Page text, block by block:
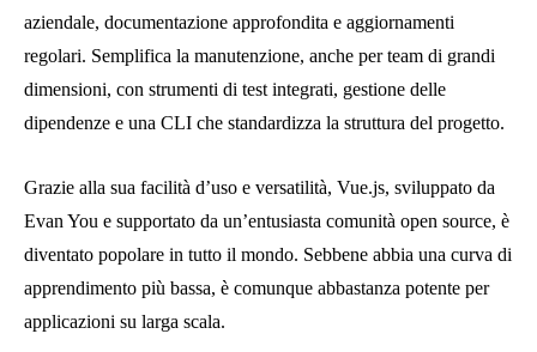
aziendale, documentazione approfondita e aggiornamenti
regolari. Semplifica la manutenzione, anche per team di grandi
dimensioni, con strumenti di test integrati, gestione delle
dipendenze e una CLI che standardizza la struttura del progetto.
Grazie alla sua facilità d’uso e versatilità, Vue.js, sviluppato da
Evan You e supportato da un’entusiasta comunità open source, è
diventato popolare in tutto il mondo. Sebbene abbia una curva di
apprendimento più bassa, è comunque abbastanza potente per
applicazioni su larga scala.